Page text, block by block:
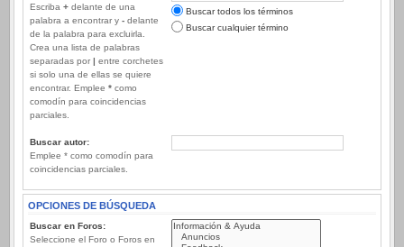
Escriba + delante de una
palabra a encontrar y - delante
de la palabra para excluirla.
Crea una lista de palabras
separadas por | entre corchetes
si solo una de ellas se quiere
encontrar. Emplee * como
comodín para coincidencias
parciales.
Buscar todos los términos
Buscar cualquier término
Buscar autor:
Emplee * como comodín para
coincidencias parciales.
OPCIONES DE BÚSQUEDA
Buscar en Foros:
Seleccione el Foro o Foros en